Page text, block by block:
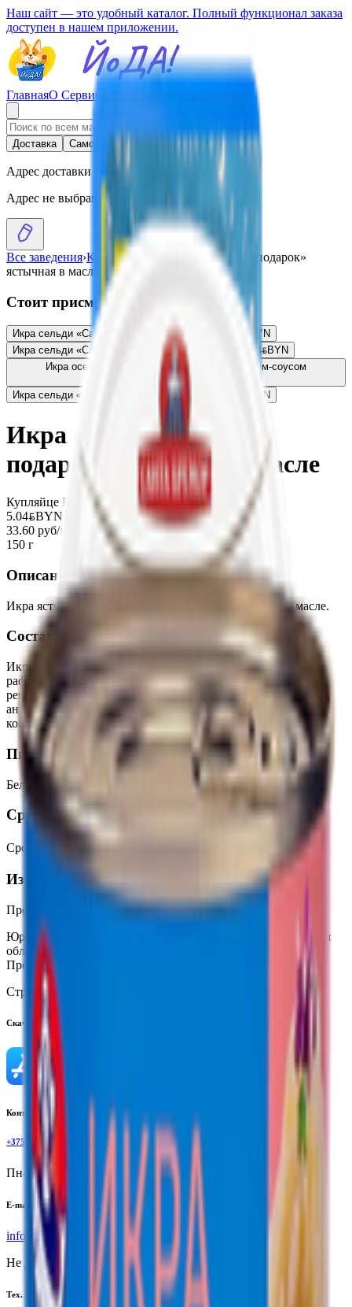
Наш сайт — это удобный каталог. Полный функционал заказа
доступен в нашем приложении.
ГлавнаяО Сервисе
Доставка Самовывоз
Адрес доставки
Адрес не выбран
Все заведения›Каталог
Икра сельди «Океан в подарок»
ястычная в масле
Стоит присмотреться
Икра сельди «Санта Бремор» пряный посол BYNBYN
Икра сельди «Санта Бремор» с ароматом дыма
7.14BYNBYN
Икра осетровая «Стольная» (имитация) с крем-соусом
сливочный3.22
Икра сельди «Санта Бремор» деликатесная
BYN
Икра сельди «Океан в
подарок» ястычная в масле
Купляйце Беларускае
5.04BYNBYN
33.60 руб/кг
150 г
Описание
Икра ястычная сельди тихоокеанской слабосоленая в масле.
Состав
Икра ястычная сельди тихоокеанской, масло подсолнечное
рафинированное дезодорированное, соль пищевая,
регуляторы кислотности: Е575, Е330, Е331, Е332,
антиокислитель Е316, усилитель вкуса и аромата Е621,
консерванты: бензоат натрия, сорбат калия.
Пищевая ценность на 100г
Белки 13.5 Жиры 1.5Калории:370
Срок годности
Срок годности При t -2℃ до +5℃- 3 месяца
Изготовитель
Производитель:
ООО «Белвнешрыбторг»
Юридический адрес:
223030, Республика Беларусь, Минская
область, Минский район, агрогородок Новоселье, ул.
Промысловая, 5
Страна производства:
Скачать приложение
Контактный телефон
+375(29)6875999
Пн-Пт: 8:00 - 17:00
E-mail
info@yoda.by
Не для электронных обращений
Тех. поддержка